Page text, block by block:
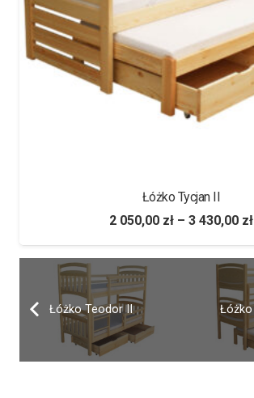
Łóżko Cyryl II
2 165,00 zł – 3 555,00 zł
Łóżko Teodor II Łóżko